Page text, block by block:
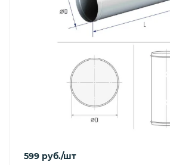
599 руб./шт